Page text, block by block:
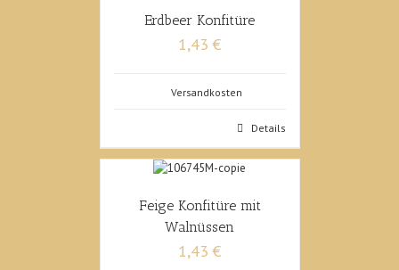
Erdbeer Konfitüre
1,43 €
Versandkosten
Details
Feige Konfitüre mit
Walnüssen
1,43 €